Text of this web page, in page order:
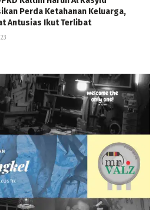
Perda Ketahanan Keluarga,
Antusias Ikut Terlibat